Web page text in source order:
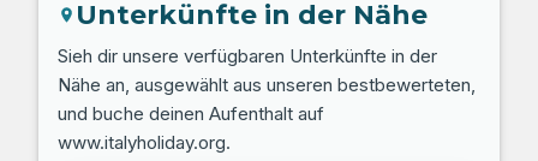
Unterkünfte in der Nähe
Sieh dir unsere verfügbaren Unterkünfte in der
Nähe an, ausgewählt aus unseren bestbewerteten,
und buche deinen Aufenthalt auf
www.italyholiday.org.